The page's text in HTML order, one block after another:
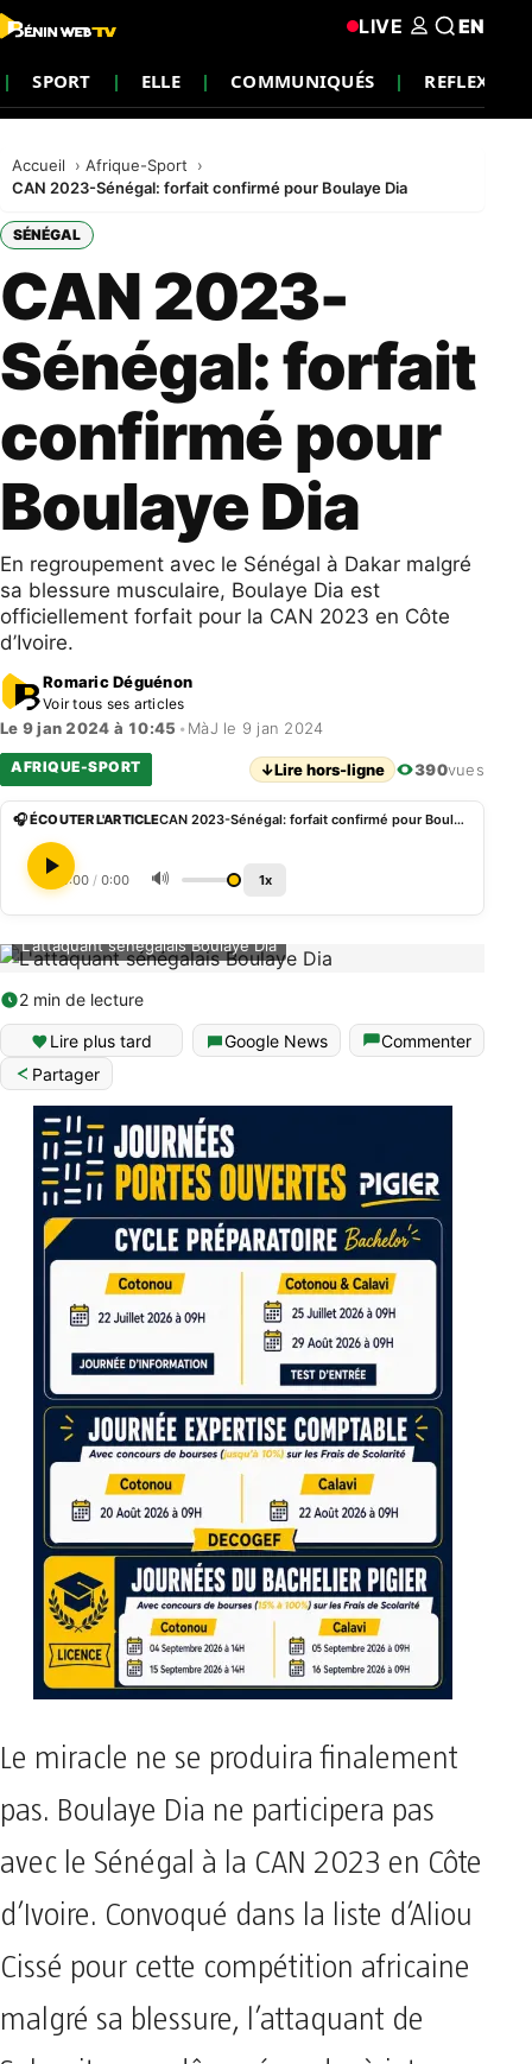
SPORT ELLE COMMUNIQUÉS REFLEXION
LIVE EN
Accueil
Afrique-Sport
CAN 2023-Sénégal: forfait confirmé pour Boulaye Dia
SÉNÉGAL
CAN 2023-
Sénégal: forfait
confirmé pour
Boulaye Dia
En regroupement avec le Sénégal à Dakar malgré
sa blessure musculaire, Boulaye Dia est
officiellement forfait pour la CAN 2023 en Côte
d’Ivoire.
Romaric Déguénon
Voir tous ses articles
Le 9 jan 2024 à 10:45 • MàJ le 9 jan 2024
AFRIQUE-SPORT ↓Lire hors-ligne 390vues
🎧 ÉCOUTER L'ARTICLE CAN 2023-Sénégal: forfait confirmé pour Boulaye Dia
0:00 / 0:00 🔊 1x
L'attaquant sénégalais Boulaye Dia
2 min de lecture
Lire plus tard Google News
Commenter
Partager
Le miracle ne se produira finalement
pas. Boulaye Dia ne participera pas
avec le Sénégal à la CAN 2023 en Côte
d’Ivoire. Convoqué dans la liste d’Aliou
Cissé pour cette compétition africaine
malgré sa blessure, l’attaquant de